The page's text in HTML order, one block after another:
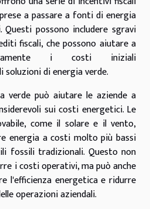
a passare a fonti di energia
possono includere sgravi
fiscali, che possono aiutare a
i costi iniziali
soluzioni di energia verde.
verde può aiutare le aziende a
sui costi energetici. Le
come il solare e il vento,
energia a costi molto più bassi
fossili tradizionali. Questo non
i costi operativi, ma può anche
l'efficienza energetica e ridurre
operazioni aziendali.